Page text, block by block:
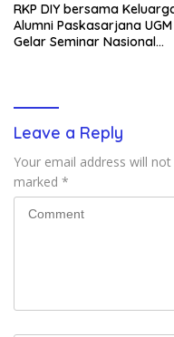
RKP DIY bersama
Alumni Paskasarjana UGM
Gelar Seminar Nasional
Leave a Reply
Your email address will not
marked *